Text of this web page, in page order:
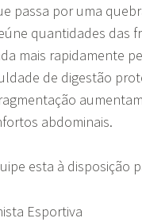
passa por uma
quantidades das
mais rapidamente
de digestão
abdominais.
esta à disposição
Esportiva